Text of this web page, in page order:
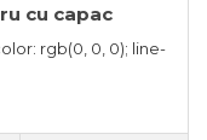
cu capac
rgb(0, 0, 0); line-